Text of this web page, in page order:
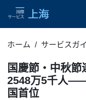
ホーム サービスガ
国慶節・中秋
2548万5千人
国首位